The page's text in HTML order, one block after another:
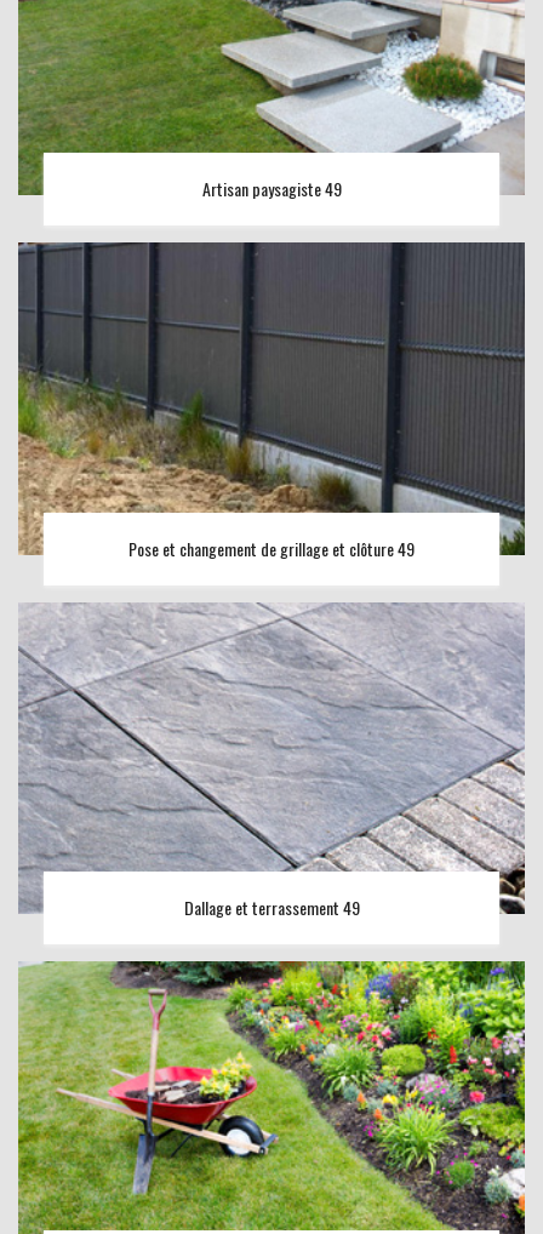
Artisan paysagiste 49
Pose et changement de grillage et clôture 49
Dallage et terrassement 49